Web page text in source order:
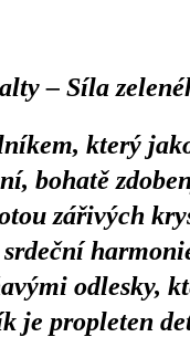
– Síla
který
bohatě
zářivých
odlesky,
je propleten